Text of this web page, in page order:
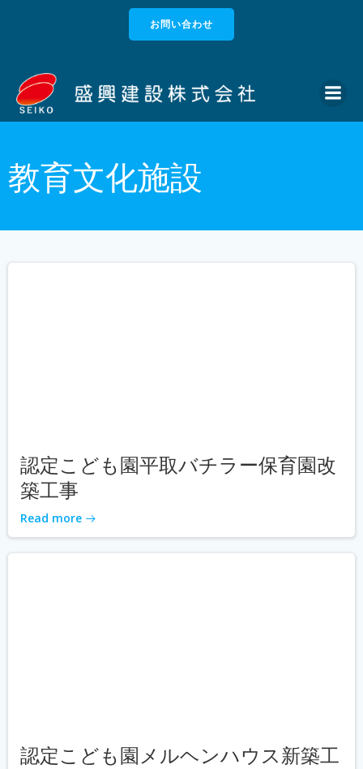
コ
ン
ツ
へ
ス
ッ
プ
お問い合わせ
教育文化施設
認定こども園平取バチラー保育園改
築工事
Read more
認定こども園メルヘンハウス新築工